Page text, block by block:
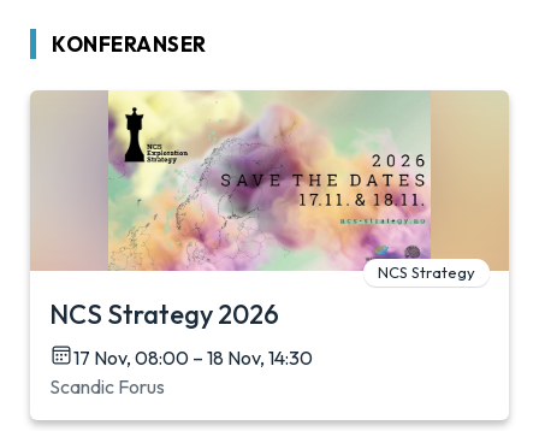
KONFERANSER
NCS Strategy
NCS Strategy 2026
17 Nov, 08:00 – 18 Nov, 14:30
Scandic Forus